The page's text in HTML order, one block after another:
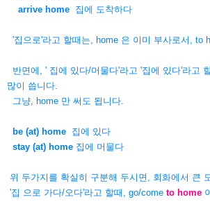
arrive home 집에 도착하다
'집으로'라고 할때는, home 은 이미 부사로서, to
반면에, ' 집에 있다/머물다'라고 '집에 있다'라고
많이 씁니다.
그냥, home 만 써도 됩니다.
be (at) home 집에 있다
stay (at) home 집에 머물다
위 두가지를 확실히 구분해 두시면, 회화에서 큰
'집 으로 가다/오다'라고 할때, go/come to home